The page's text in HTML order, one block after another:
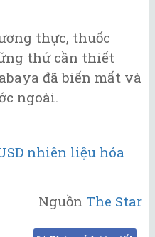
thực, thuốc
thứ cần thiết
đã biến mất và
ngoài.
nhiên liệu hóa
Nguồn The Star